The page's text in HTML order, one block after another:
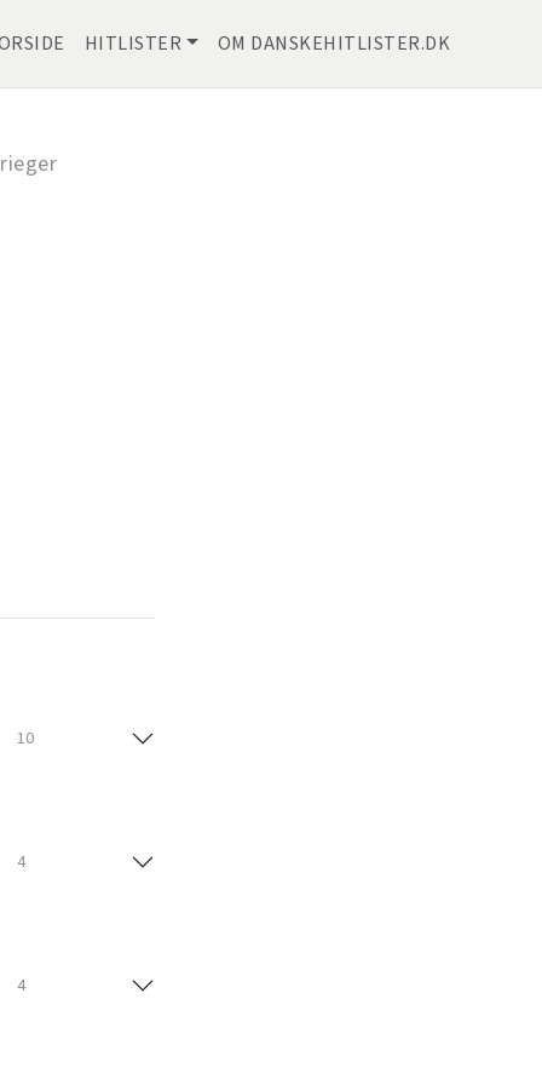
HITLISTER OM DANSKEHITLISTER.DK
10
4
4